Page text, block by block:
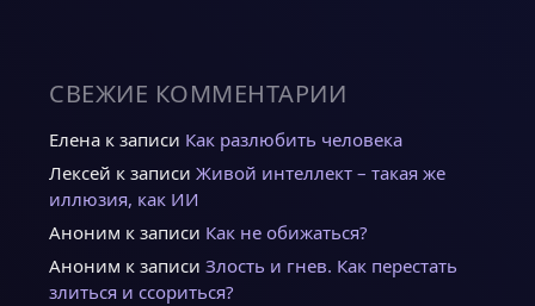
СВЕЖИЕ КОММЕНТАРИИ
Елена к записи Как разлюбить человека
Лексей к записи Живой интеллект – такая же
иллюзия, как ИИ
Аноним к записи Как не обижаться?
Аноним к записи Злость и гнев. Как перестать
злиться и ссориться?